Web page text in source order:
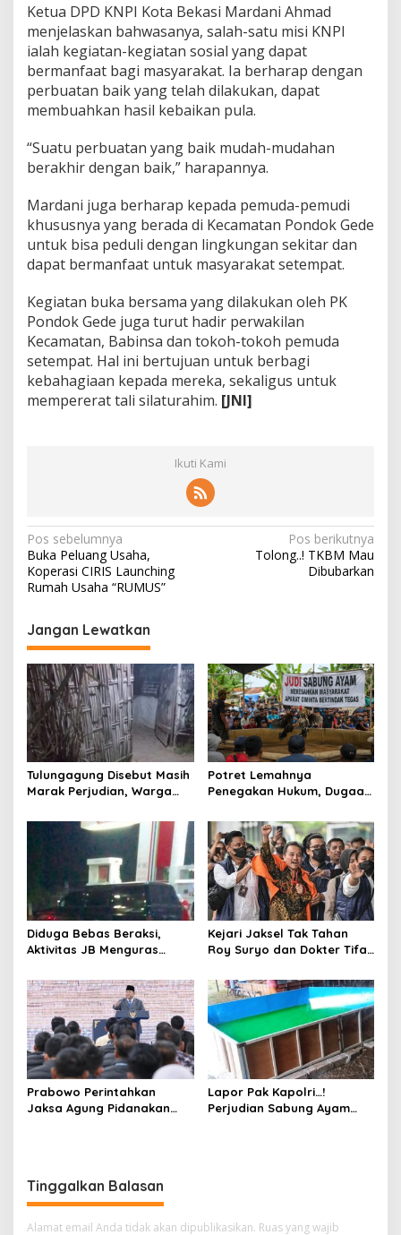
Ketua DPD KNPI Kota Bekasi Mardani Ahmad
menjelaskan bahwasanya, salah-satu misi KNPI
ialah kegiatan-kegiatan sosial yang dapat
bermanfaat bagi masyarakat. Ia berharap dengan
perbuatan baik yang telah dilakukan, dapat
membuahkan hasil kebaikan pula.
“Suatu perbuatan yang baik mudah-mudahan
berakhir dengan baik,” harapannya.
Mardani juga berharap kepada pemuda-pemudi
khususnya yang berada di Kecamatan Pondok Gede
untuk bisa peduli dengan lingkungan sekitar dan
dapat bermanfaat untuk masyarakat setempat.
Kegiatan buka bersama yang dilakukan oleh PK
Pondok Gede juga turut hadir perwakilan
Kecamatan, Babinsa dan tokoh-tokoh pemuda
setempat. Hal ini bertujuan untuk berbagi
kebahagiaan kepada mereka, sekaligus untuk
mempererat tali silaturahim. [JNI]
Ikuti Kami
N
a
v
i
g
a
s
i
p
o
s
Pos sebelumnya
Buka Peluang Usaha,
Koperasi CIRIS Launching
Rumah Usaha “RUMUS”
Pos berikutnya
Tolong..! TKBM Mau
Dibubarkan
Jangan Lewatkan
Tulungagung Disebut Masih
Marak Perjudian, Warga
hingga Usut Dugaan Beking
Potret Lemahnya
Penegakan Hukum, Dugaan
Tulungagung Tuai Sorotan
Diduga Bebas Beraksi,
Aktivitas JB Menguras
Bojonegoro Jadi Sorotan
Warga
Kejari Jaksel Tak Tahan
Roy Suryo dan Dokter Tifa,
Keluarga dan Kepastian
Hukum
Prabowo Perintahkan
Jaksa Agung Pidanakan
Lapor Pak Kapolri…!
Perjudian Sabung Ayam
Tinggalkan Balasan
Alamat email Anda tidak akan dipublikasikan. Ruas yang wajib